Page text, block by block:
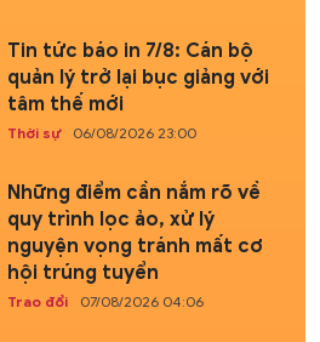
Tin tức báo in 7/8: Cán bộ
quản lý trở lại bục giảng với
tâm thế mới
Thời sự 06/08/2026 23:00
Những điểm cần nắm rõ về
quy trình lọc ảo, xử lý
nguyện vọng tránh mất cơ
hội trúng tuyển
Trao đổi 07/08/2026 04:06